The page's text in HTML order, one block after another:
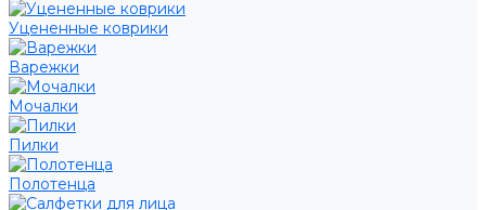
Уцененные коврики
Варежки
Мочалки
Пилки
Полотенца